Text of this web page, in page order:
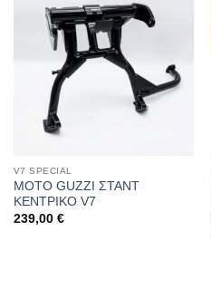
V7 SPECIAL
MOTO GUZZI ΣΤΑΝΤ
ΚΕΝΤΡΙΚΟ V7
239,00 €